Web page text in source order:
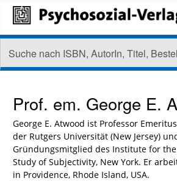
Prof. em. George E.
George E. Atwood ist Professor
der Rutgers Universität (New Jersey)
Gründungsmitglied des Institute for the
Study of Subjectivity, New York. Er
in Providence, Rhode Island, USA.